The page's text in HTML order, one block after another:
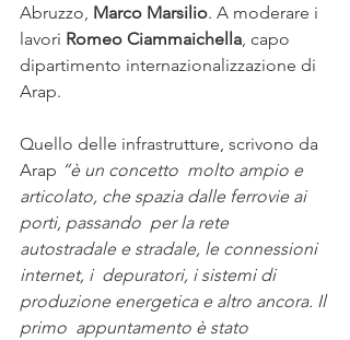
Abruzzo, Marco Marsilio. A moderare i
lavori Romeo Ciammaichella , capo
dipartimento internazionalizzazione di
Arap.
Quello delle infrastrutture, scrivono da
Arap “è un concetto  molto ampio e
articolato, che spazia dalle ferrovie ai
porti, passando  per la rete
autostradale e stradale, le connessioni
internet, i  depuratori, i sistemi di
produzione energetica e altro ancora. Il
primo  appuntamento è stato